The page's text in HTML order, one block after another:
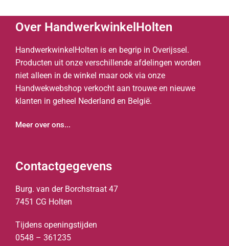
Over HandwerkwinkelHolten
HandwerkwinkelHolten is en begrip in Overijssel.
Producten uit onze verschillende afdelingen worden
niet alleen in de winkel maar ook via onze
Handwekwebshop verkocht aan trouwe en nieuwe
klanten in geheel Nederland en België.
Meer over ons...
Contactgegevens
Burg. van der Borchstraat 47
7451 CG Holten
Tijdens openingstijden
0548 – 361235